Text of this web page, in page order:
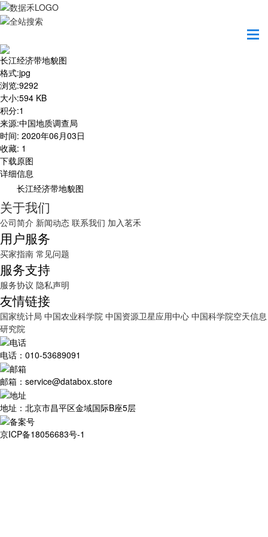
长江经济带地貌图
格式:jpg
浏览:9292
大小:594 KB
积分:1
来源:中国地质调查局
时间: 2020年06月03日
收藏: 1
下载原图
详细信息
长江经济带地貌图
关于我们
公司简介 新闻动态 联系我们 加入茗禾
用户服务
买家指南 常见问题
服务支持
服务协议 隐私声明
友情链接
国家统计局 中国农业科学院 中国资源卫星应用中心 中国科学院空天信息
研究院
电话：010-53689091
邮箱：service@databox.store
地址：北京市昌平区金域国际B座5层
京ICP备18056683号-1